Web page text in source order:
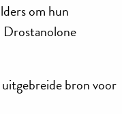
om hun
Drostanolone
bron voor